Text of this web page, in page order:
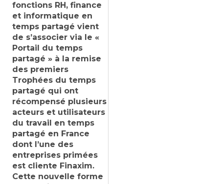
fonctions RH, finance
et informatique en
temps partagé vient
de s’associer via le «
Portail du temps
partagé » à la remise
des premiers
Trophées du temps
partagé qui ont
récompensé plusieurs
acteurs et utilisateurs
du travail en temps
partagé en France
dont l’une des
entreprises primées
est cliente Finaxim.
Cette nouvelle forme